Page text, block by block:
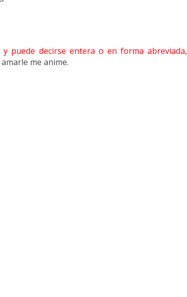
y puede decirse entera o en forma abreviada,
me anime.